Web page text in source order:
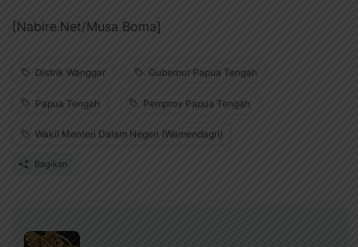
[Nabire.Net/Musa Boma]
Distrik Wanggar Gubernur Papua Tengah
Papua Tengah Pemprov Papua Tengah
Wakil Menteri Dalam Negeri (Wamendagri)
Bagikan